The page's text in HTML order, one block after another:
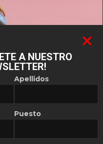
A NUESTRO
Apellidos
Puesto